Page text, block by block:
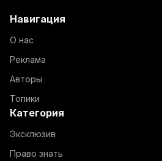
Навигация
О нас
Реклама
Авторы
Топики
Категория
Эксклюзив
Право знать